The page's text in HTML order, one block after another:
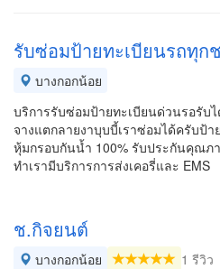
รับซ่อมป้ายทะเบียนรถทุก
บางกอกน้อย
บริการรับซ่อมป้ายทะเบียนด่วนรอรับ
จางแตกลายงาบุบบี้เราซ่อมได้ครับป้
หุ้มกรอบกันน้ำ 100% รับประกันคุณภ
ทำเรามีบริการการส่งเคอรี่และ EMS
ช.กิจยนต์
บางกอกน้อย
1 รีวิว